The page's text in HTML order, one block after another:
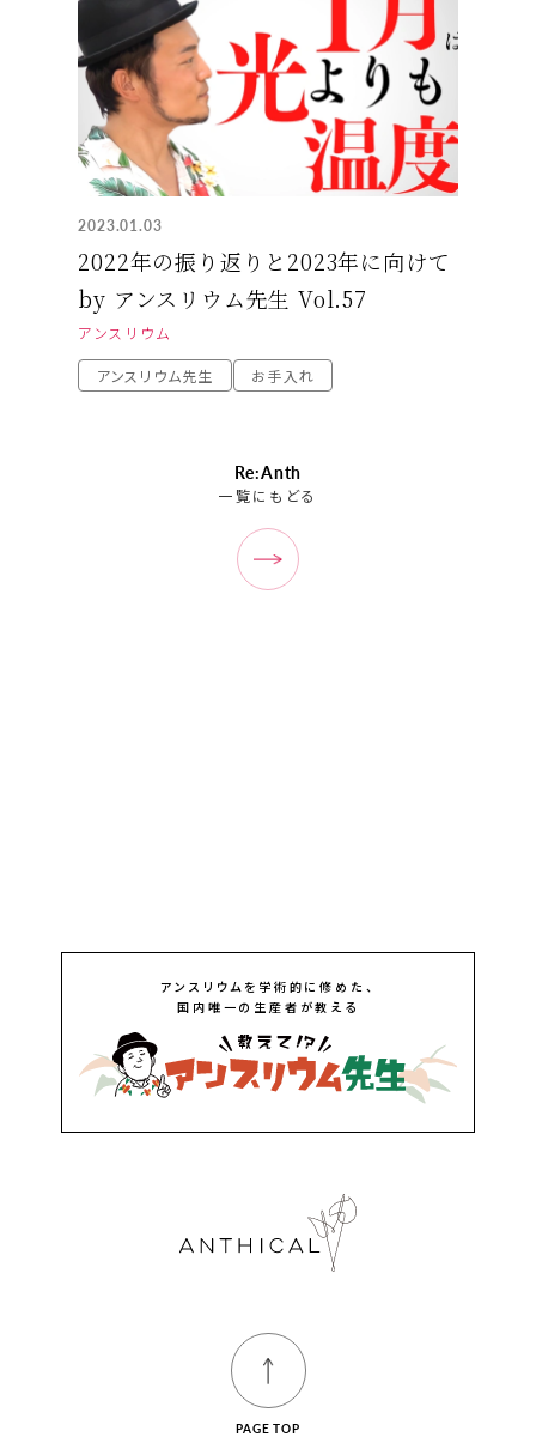
2023.01.03
2022年の振り返りと2023年に向けて
by アンスリウム先生 Vol.57
アンスリウム
アンスリウム先生 お手入れ
Re:Anth
一覧にもどる
アンスリウムを学術的に修めた、
国内唯一の生産者が教える
PAGE TOP